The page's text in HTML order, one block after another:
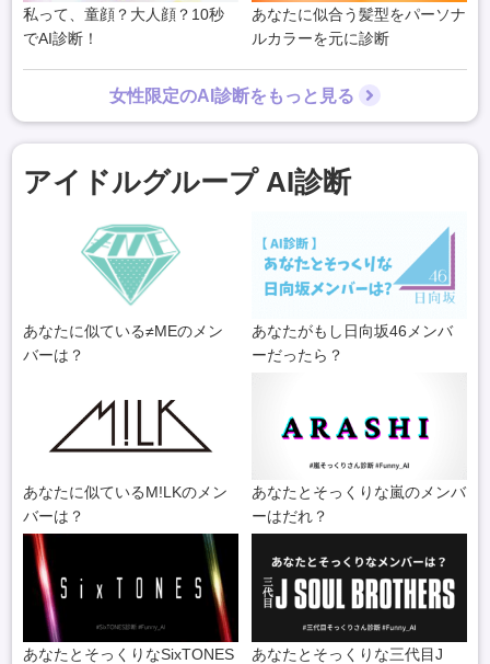
私って、童顔？大人顔？10秒
でAI診断！
あなたに似合う髪型をパーソナ
ルカラーを元に診断
女性限定のAI診断をもっと見る
アイドルグループ AI診断
あなたに似ている≠MEのメン
バーは？
あなたがもし日向坂46メンバ
ーだったら？
あなたに似ているM!LKのメン
バーは？
あなたとそっくりな嵐のメンバ
ーはだれ？
あなたとそっくりなSixTONES
あなたとそっくりな三代目J